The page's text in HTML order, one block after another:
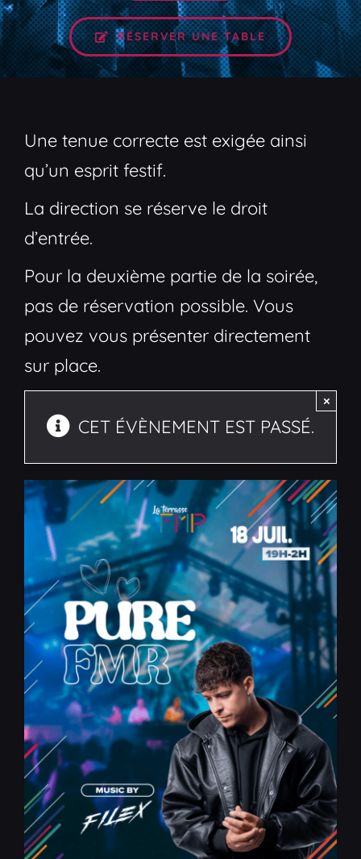
RÉSERVER UNE TABLE
Une tenue correcte est exigée ainsi
qu’un esprit festif.
La direction se réserve le droit
d’entrée.
Pour la deuxième partie de la soirée,
pas de réservation possible. Vous
pouvez vous présenter directement
sur place.
CET ÉVÈNEMENT EST PASSÉ.
×